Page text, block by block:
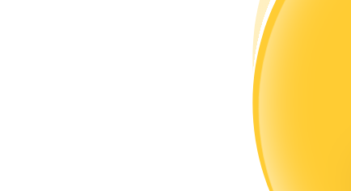
Análise de big data, incluindo informações comerciais, etc.